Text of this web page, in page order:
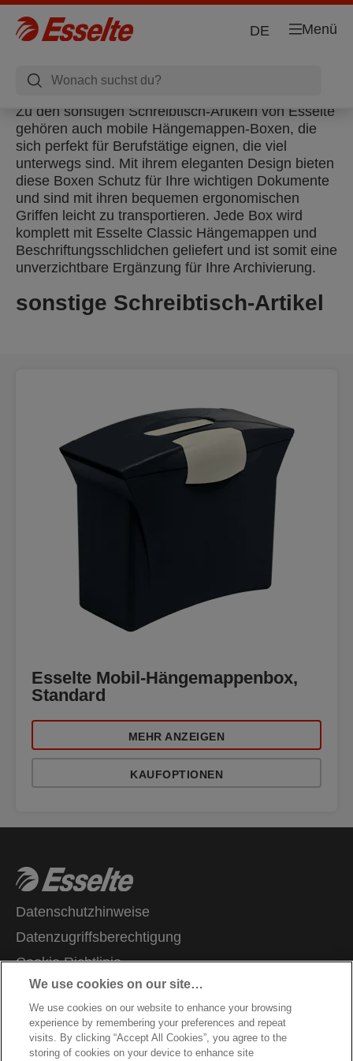
Menü
DE
Zu den sonstigen Schreibtisch-Artikeln von Esselte
gehören auch mobile Hängemappen-Boxen, die
sich perfekt für Berufstätige eignen, die viel
unterwegs sind. Mit ihrem eleganten Design bieten
diese Boxen Schutz für Ihre wichtigen Dokumente
und sind mit ihren bequemen ergonomischen
Griffen leicht zu transportieren. Jede Box wird
komplett mit Esselte Classic Hängemappen und
Beschriftungsschlidchen geliefert und ist somit eine
unverzichtbare Ergänzung für Ihre Archivierung.
sonstige Schreibtisch-Artikel
Esselte Mobil-Hängemappenbox,
Standard
MEHR ANZEIGEN
KAUFOPTIONEN
Datenschutzhinweise
Datenzugriffsberechtigung
Cookie Richtlinie
Legal Notice
Impressum
Garantie Bedingungen
We use cookies on our site…
We use cookies on our website to enhance your browsing
experience by remembering your preferences and repeat
visits. By clicking “Accept All Cookies”, you agree to the
storing of cookies on your device to enhance site